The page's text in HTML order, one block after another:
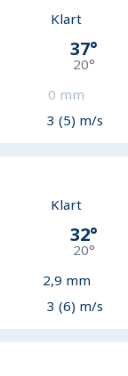
Klart
37°
20°
0 mm
3 (5) m/s
Klart
32°
20°
2,9 mm
3 (6) m/s